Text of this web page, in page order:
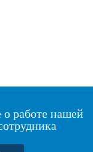
о работе нашей